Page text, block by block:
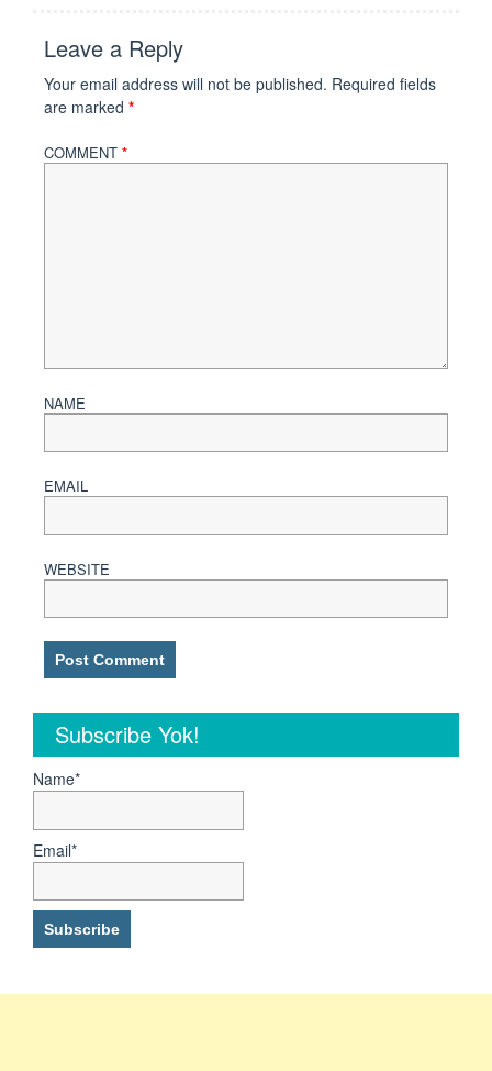
Leave a Reply
Your email address will not be published. Required fields
are marked *
COMMENT *
NAME
EMAIL
WEBSITE
Subscribe Yok!
Name*
Email*